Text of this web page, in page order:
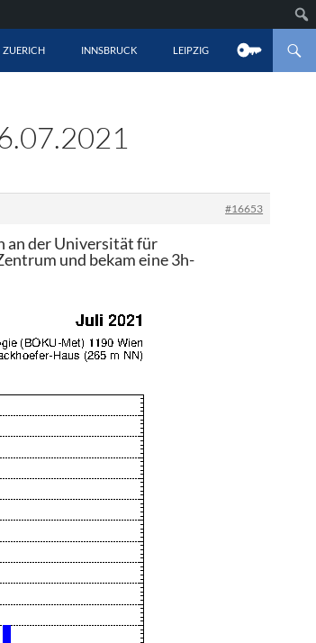
ZUERICH INNSBRUCK LEIPZIG
#16653
an der Universität für
und bekam eine 3h-